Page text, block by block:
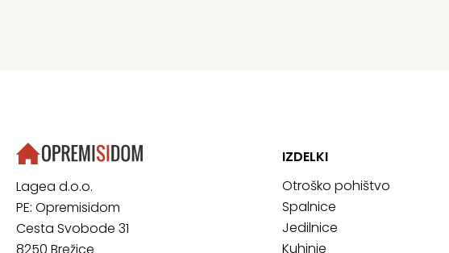
Lagea d.o.o.
PE: Opremisidom
Cesta Svobode 31
8250 Brežice
IZDELKI
Otroško pohištvo
Spalnice
Jedilnice
Kuhinje